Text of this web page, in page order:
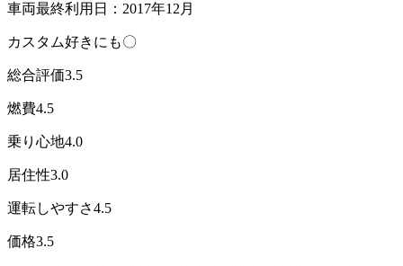
車両最終利用日：2017年12月
カスタム好きにも〇
総合評価3.5
燃費4.5
乗り心地4.0
居住性3.0
運転しやすさ4.5
価格3.5